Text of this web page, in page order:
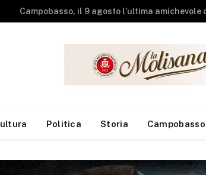
Politica Storia Campobasso